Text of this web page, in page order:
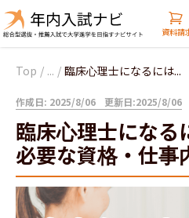
資料請
Top / ... / 臨床心理士になるには...
作成日: 2025/8/06 更新日:2025/8/06
臨床心理士になる
必要な資格・仕事